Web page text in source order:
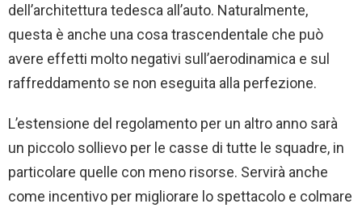
dell’architettura tedesca all’auto. Naturalmente,
questa è anche una cosa trascendentale che può
avere effetti molto negativi sull’aerodinamica e sul
raffreddamento se non eseguita alla perfezione.
L’estensione del regolamento per un altro anno sarà
un piccolo sollievo per le casse di tutte le squadre, in
particolare quelle con meno risorse. Servirà anche
come incentivo per migliorare lo spettacolo e colmare